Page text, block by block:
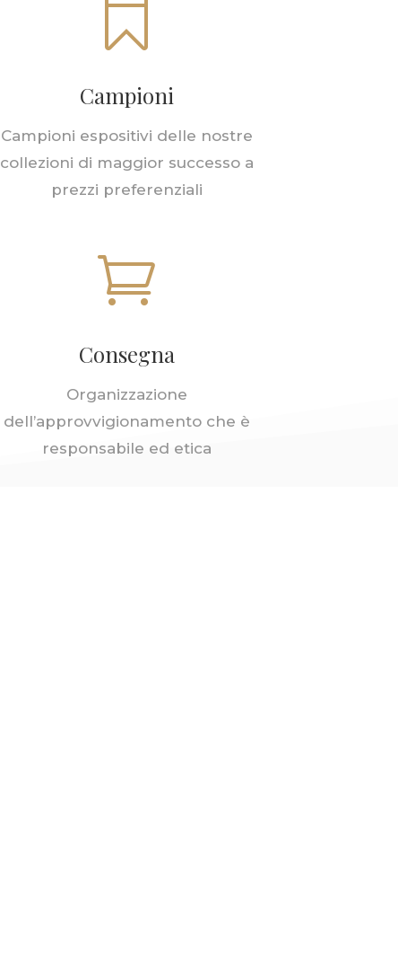

Campioni
Campioni espositivi delle nostre
collezioni di maggior successo a
prezzi preferenziali

Consegna
Organizzazione
dell’approvvigionamento che è
responsabile ed etica